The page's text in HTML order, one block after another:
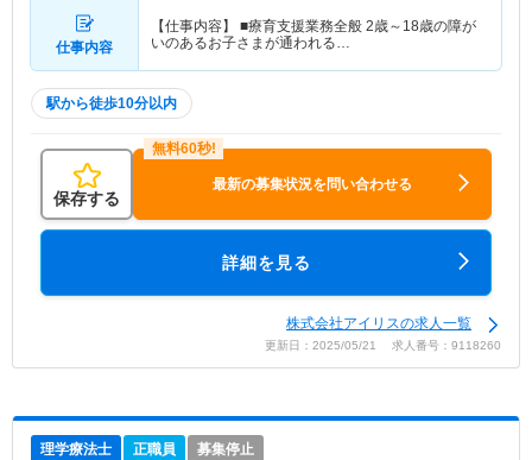
仕事内容
【仕事内容】 ■療育支援業務全般 2歳～18歳の障が
いのあるお子さまが通われる…
駅から徒歩10分以内
保存する
最新の募集状況を問い合わせる
詳細を見る
株式会社アイリスの求人一覧
更新日：2025/05/21 求人番号：9118260
理学療法士 正職員 募集停止